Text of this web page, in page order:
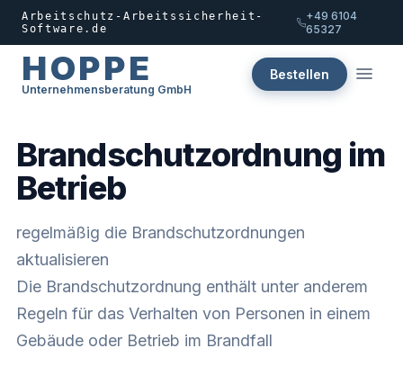
Arbeitschutz-Arbeitssicherheit-
Software.de
+49 6104
65327
HOPPE
Unternehmensberatung GmbH
Bestellen
Brandschutzordnung im
Betrieb
regelmäßig die Brandschutzordnungen
aktualisieren
Die Brandschutzordnung enthält unter anderem
Regeln für das Verhalten von Personen in einem
Gebäude oder Betrieb im Brandfall